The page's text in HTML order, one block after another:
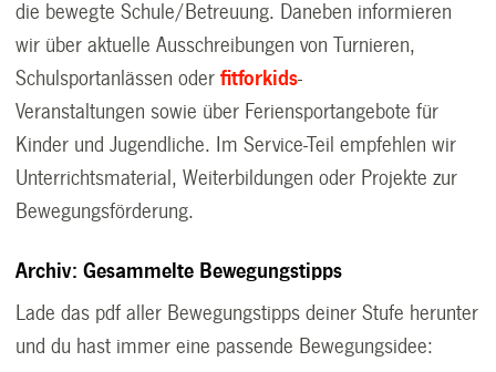
die bewegte Schule/Betreuung. Daneben informieren
wir über aktuelle Ausschreibungen von Turnieren,
Schulsportanlässen oderfitforkids-
Veranstaltungen sowie über Feriensportangebote für
Kinder und Jugendliche. Im Service-Teil empfehlen wir
Unterrichtsmaterial, Weiterbildungen oder Projekte zur
Bewegungsförderung.
Archiv: Gesammelte Bewegungstipps
Lade das pdf aller Bewegungstipps deiner Stufe herunter
und du hast immer eine passende Bewegungsidee: